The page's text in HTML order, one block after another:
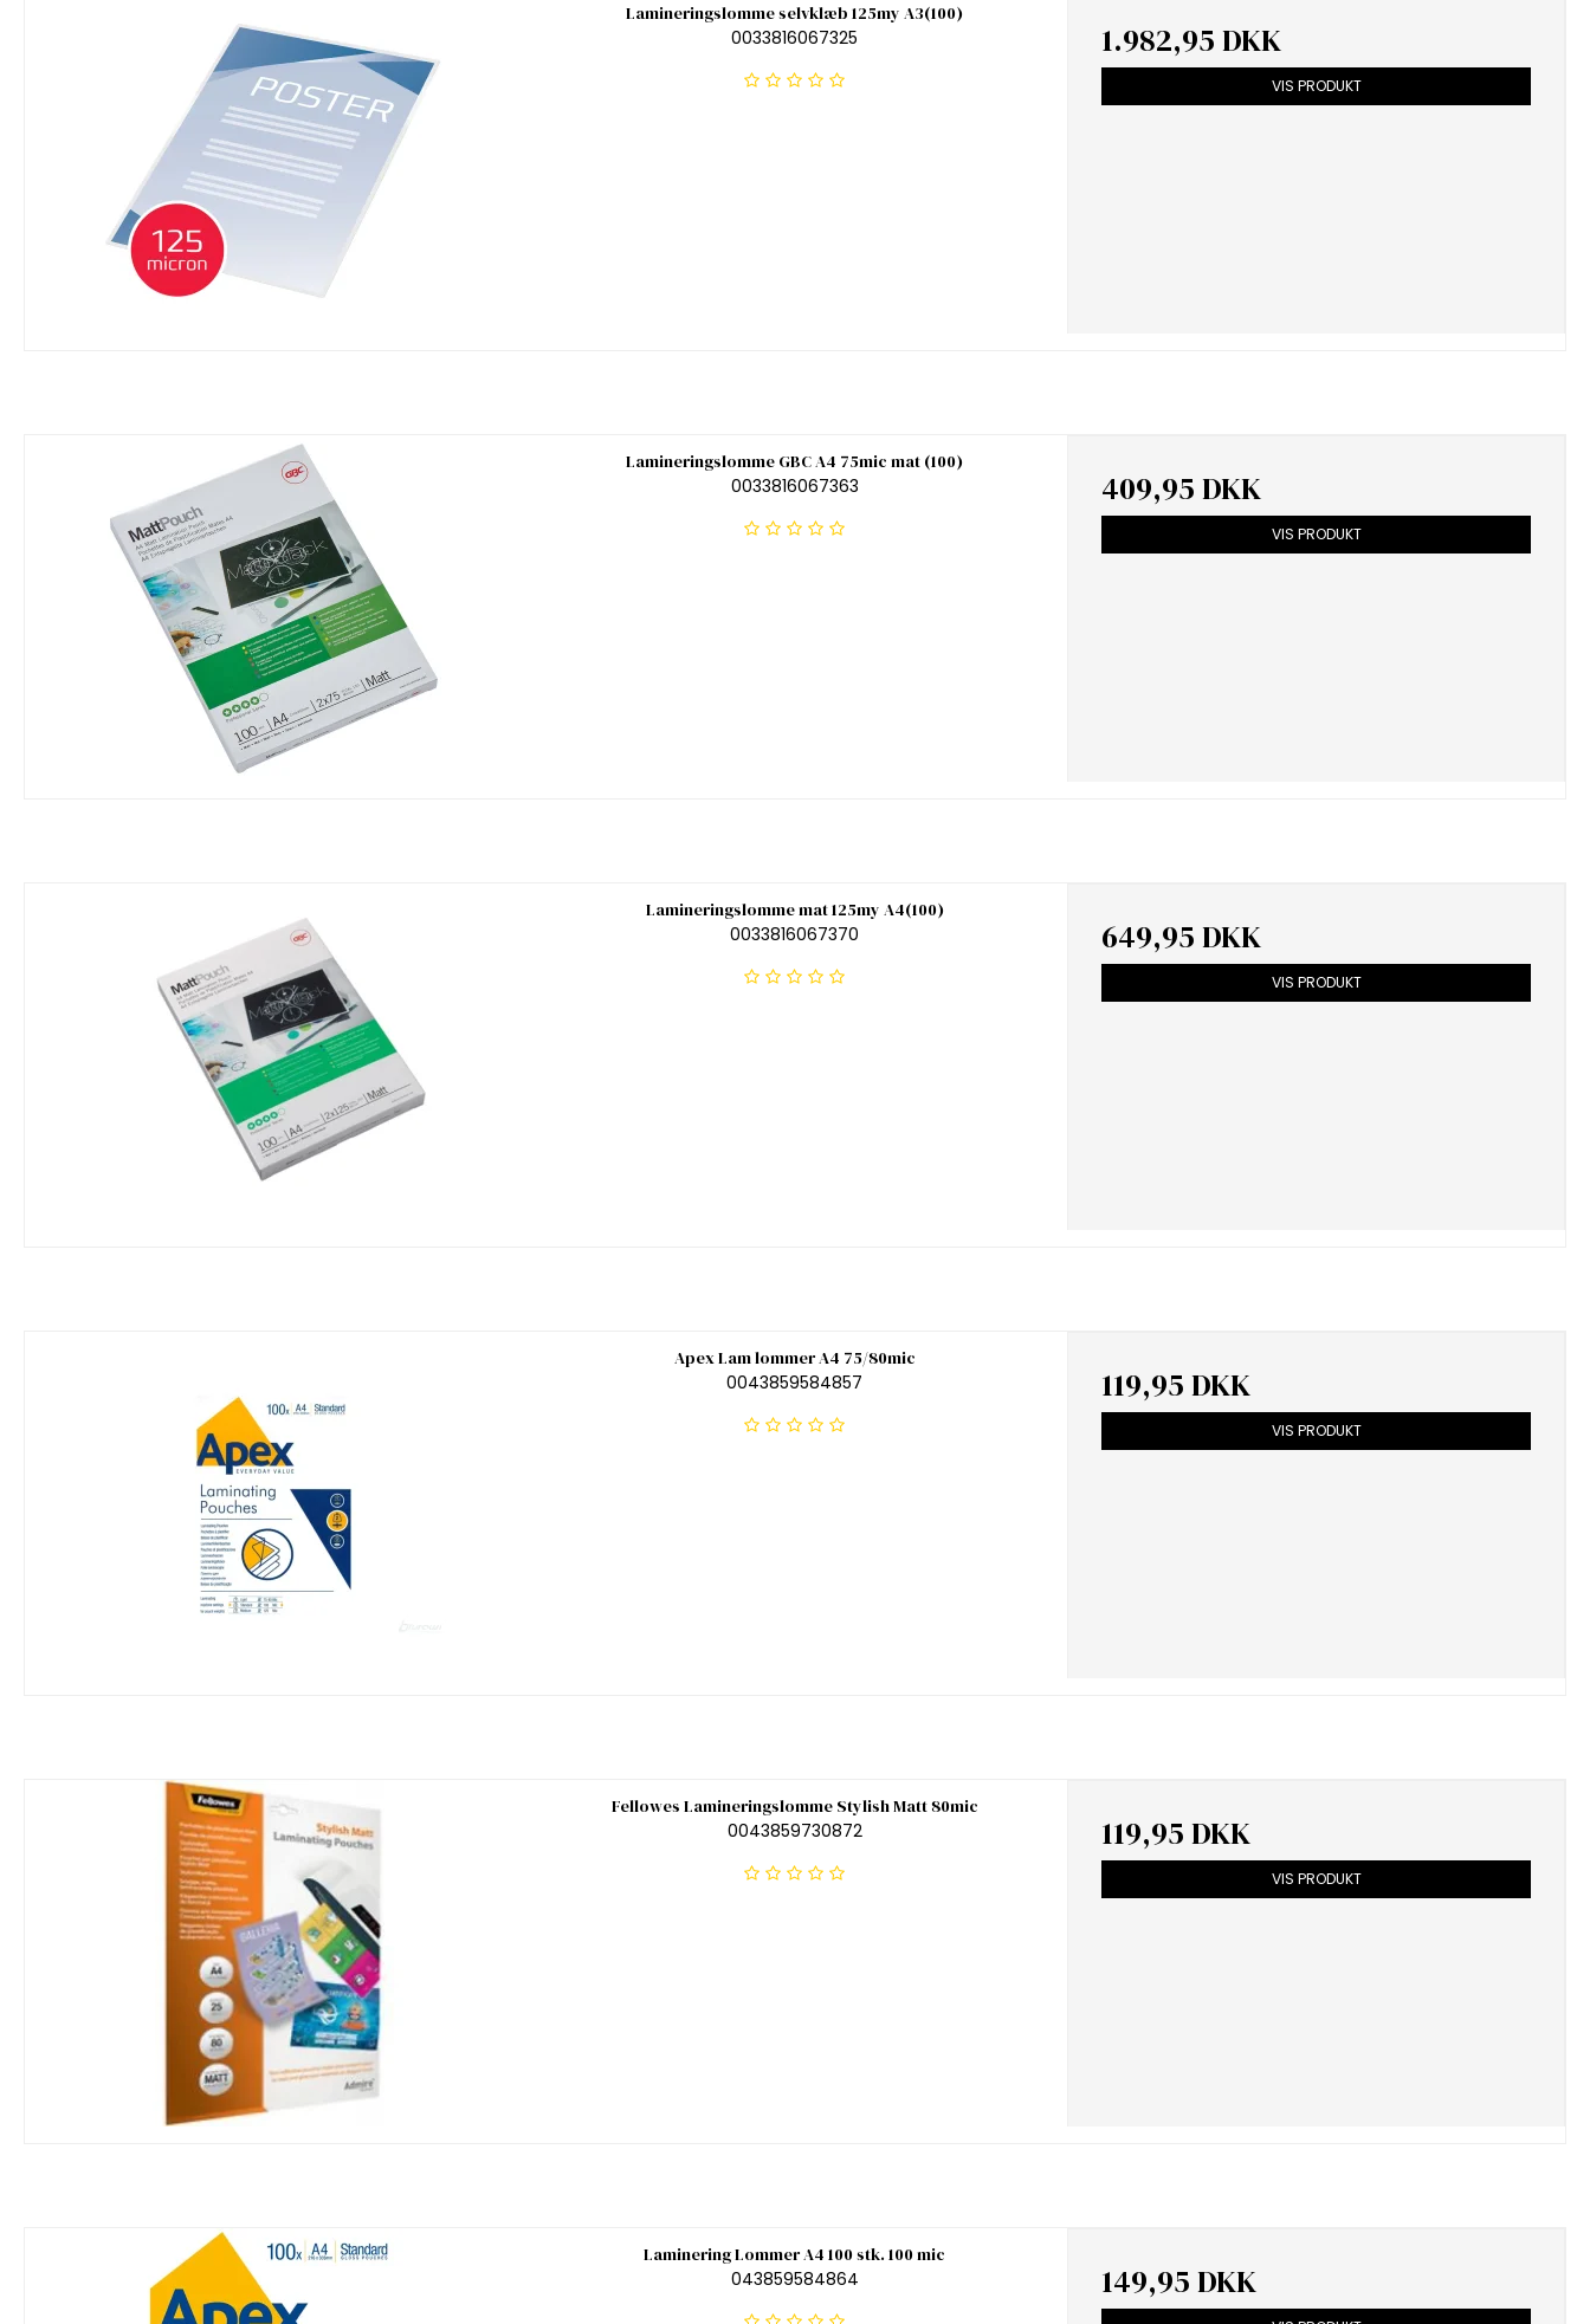
Lamineringslomme selvklæb 125my A3(100)
0033816067325
1.982,95 DKK
VIS PRODUKT
Lamineringslomme GBC A4 75mic mat (100)
0033816067363
409,95 DKK
VIS PRODUKT
Lamineringslomme mat 125my A4(100)
0033816067370
649,95 DKK
VIS PRODUKT
Apex Lam lommer A4 75/80mic
0043859584857
119,95 DKK
VIS PRODUKT
Fellowes Lamineringslomme Stylish Matt 80mic
0043859730872
119,95 DKK
VIS PRODUKT
Laminering Lommer A4 100 stk. 100 mic
043859584864
149,95 DKK